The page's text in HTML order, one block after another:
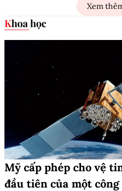
Xem
Khoa học
Mỹ cấp phép cho vệ
đầu tiên của một